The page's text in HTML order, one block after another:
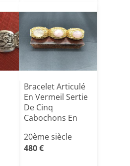
Bracelet Articulé
En Vermeil Sertie
De Cinq
Cabochons En
20ème siècle
480 €